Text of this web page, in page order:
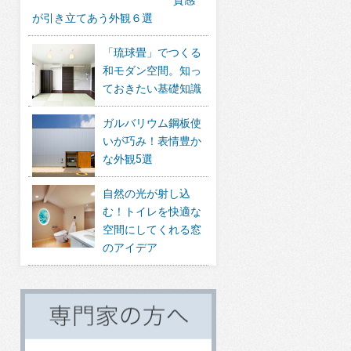
が引き立てあう外観６選
「琉球畳」でつくる
和モダン空間。知っ
ておきたい基礎知識
ガルバリウム鋼板使
いが巧み！表情豊か
な外観5選
自然の光が射し込
む！トイレを快適な
空間にしてくれる窓
のアイデア